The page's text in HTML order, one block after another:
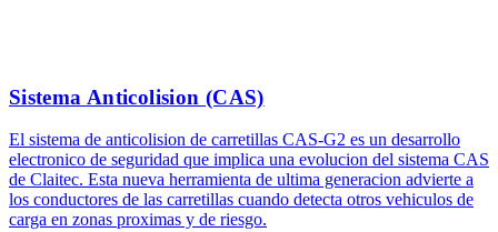
Sistema Anticolision (CAS)
El sistema de anticolision de carretillas CAS-G2 es un desarrollo
electronico de seguridad que implica una evolucion del sistema CAS
de Claitec. Esta nueva herramienta de ultima generacion advierte a
los conductores de las carretillas cuando detecta otros vehiculos de
carga en zonas proximas y de riesgo.